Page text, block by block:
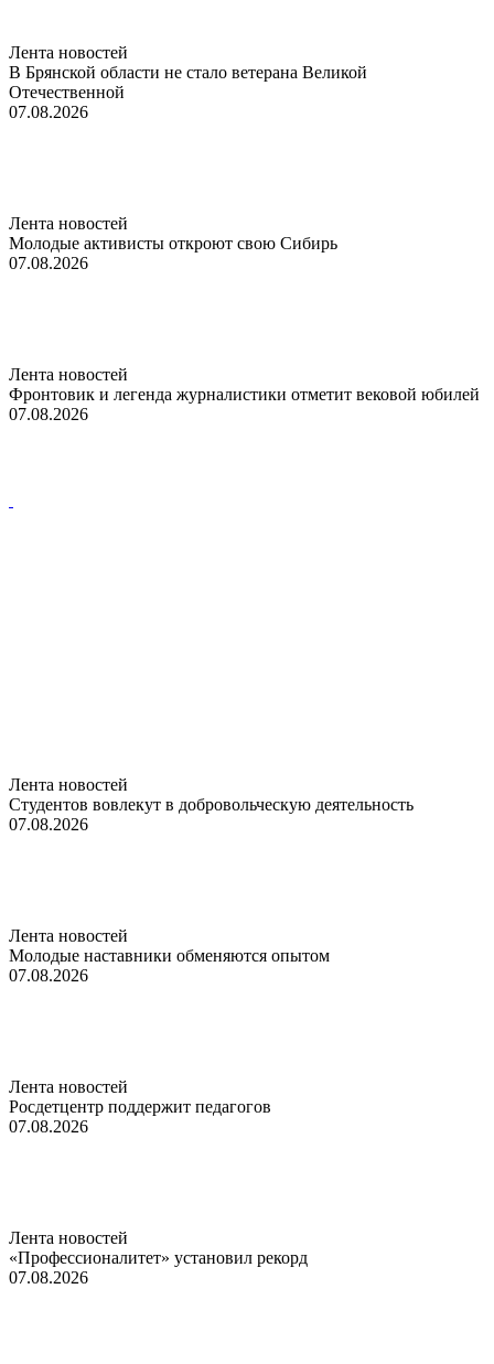
Лента новостей
В Брянской области не стало ветерана Великой
Отечественной
07.08.2026
Лента новостей
Молодые активисты откроют свою Сибирь
07.08.2026
Лента новостей
Фронтовик и легенда журналистики отметит вековой юбилей
07.08.2026
Лента новостей
Студентов вовлекут в добровольческую деятельность
07.08.2026
Лента новостей
Молодые наставники обменяются опытом
07.08.2026
Лента новостей
Росдетцентр поддержит педагогов
07.08.2026
Лента новостей
«Профессионалитет» установил рекорд
07.08.2026